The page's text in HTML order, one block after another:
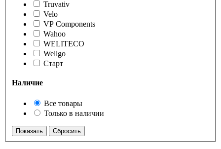
Truvativ
Velo
VP Components
Wahoo
WELITECO
Wellgo
Старт
Наличие
Все товары
Только в наличии